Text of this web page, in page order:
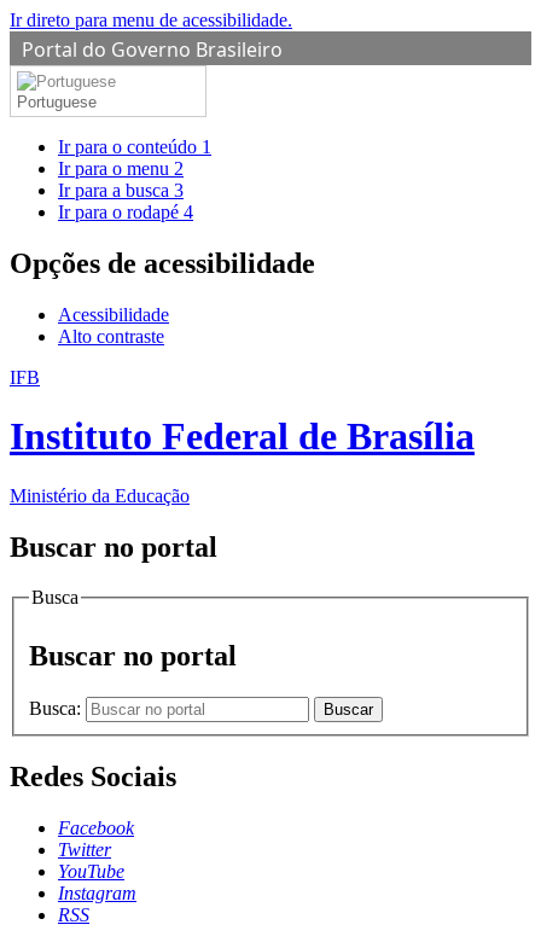
Ir direto para menu de acessibilidade.
Portal do Governo Brasileiro
Portuguese
Ir para o conteúdo 1
Ir para o menu 2
Ir para a busca 3
Ir para o rodapé 4
Opções de acessibilidade
Acessibilidade
Alto contraste
IFB
Instituto Federal de Brasília
Ministério da Educação
Buscar no portal
Busca
Buscar no portal
Busca: Buscar
Redes Sociais
Facebook
Twitter
YouTube
Instagram
RSS